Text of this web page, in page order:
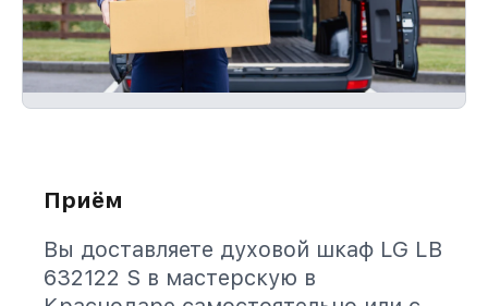
Приём
Вы доставляете духовой шкаф LG LB
632122 S в мастерскую в